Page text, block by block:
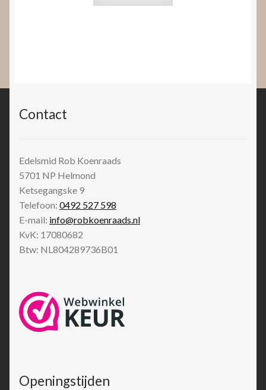
Contact
Edelsmid Rob Koenraads
5701 NP Helmond
Ketsegangske 9
Telefoon: 0492 527 598
E-mail: info@robkoenraads.nl
KvK: 17080682
Btw: NL804289736B01
Openingstijden